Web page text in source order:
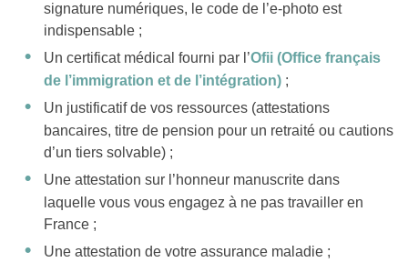
signature numériques, le code de l’e-photo est
indispensable ;
Un certificat médical fourni par l’Ofii (Office français
de l’immigration et de l’intégration) ;
Un justificatif de vos ressources (attestations
bancaires, titre de pension pour un retraité ou cautions
d’un tiers solvable) ;
Une attestation sur l’honneur manuscrite dans
laquelle vous vous engagez à ne pas travailler en
France ;
Une attestation de votre assurance maladie ;